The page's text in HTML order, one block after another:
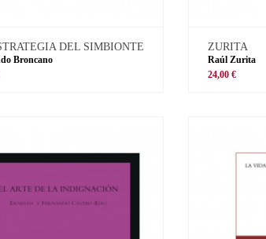
DEL SIMBIONTE
Broncano
ZURITA
Raúl Zurita
24,00 €